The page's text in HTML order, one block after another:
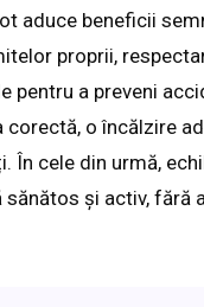
aduce beneficii
proprii,
pentru a preveni
corectă, o încălzire
În cele din urmă,
și activ, fără